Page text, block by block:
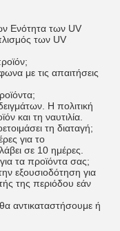
Ενότητα των UV
των UV
με τις απαιτήσεις
Η πολιτική
και τη ναυτιλία.
τη διαταγή;
για το
σε 10 ημέρες.
τα προϊόντα σας;
εξουσιοδότηση για
της περιόδου εάν
αντικαταστήσουμε ή